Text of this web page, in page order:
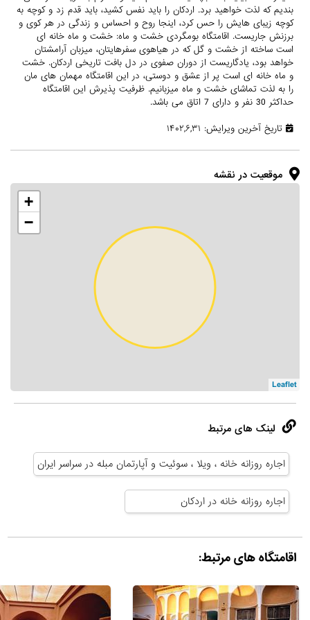
بندیم که لذت خواهید برد. اردکان را باید نفس کشید، باید قدم زد و کوچه به
کوچه زیبای هایش را حس کرد، اینجا روح و احساس و زندگی در هر کوی و
برزنش جاریست. اقامتگاه بومگردی خشت و ماه: خشت و ماه خانه ای
است ساخته از خشت و گل که در هیاهوی سفرهایتان، میزبان آرامشتان
خواهد بود، یادگاریست از دوران صفوی در دل بافت تاریخی اردکان. خشت
و ماه خانه ای است پر از عشق و دوستی، در این اقامتگاه مهمان های مان
را به لذت تماشای خشت و ماه میزبانیم. ظرفیت پذیرش این اقامتگاه
حداکثر 30 نفر و دارای 7 اتاق می باشد.
تاریخ آخرین ویرایش: ۱۴۰۲,۶,۳۱
موقعیت در نقشه
+
−
Leaflet
لینک های مرتبط
اجاره روزانه خانه ، ویلا ، سوئیت و آپارتمان مبله در سراسر ایران
اجاره روزانه خانه در اردکان
اقامتگاه های مرتبط: